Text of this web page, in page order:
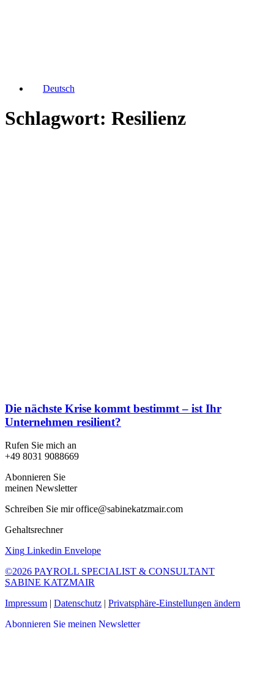
Deutsch
Schlagwort: Resilienz
Die nächste Krise kommt bestimmt – ist Ihr
Unternehmen resilient?
Rufen Sie mich an
+49 8031 9088669
Abonnieren Sie
meinen Newsletter
Schreiben Sie mir office@sabinekatzmair.com
Gehaltsrechner
Xing Linkedin Envelope
©2026 PAYROLL SPECIALIST & CONSULTANT
SABINE KATZMAIR
Impressum | Datenschutz | Privatsphäre-Einstellungen ändern
Abonnieren Sie meinen Newsletter